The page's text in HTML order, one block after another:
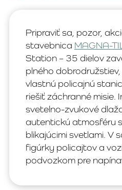
Pripraviť sa, pozor,
stavebnica MAGNA-
Station – 35 dielov
plného
vlastnú policajnú
riešiť záchranné misie.
svetelno-zvukové
autentickú atmosféru
blikajúcimi svetlami. V
figúrky policajtov a
podvozkom pre